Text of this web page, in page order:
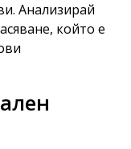
Анализирай
който е